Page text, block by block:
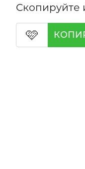
Скопируйте
🩷